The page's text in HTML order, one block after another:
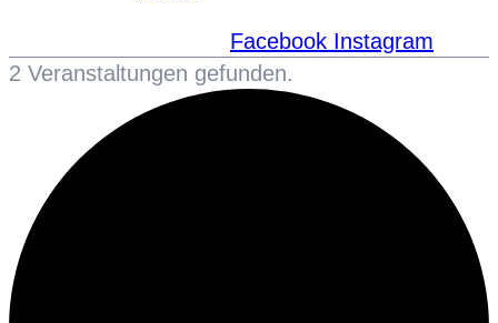
Facebook Instagram
2 Veranstaltungen gefunden.